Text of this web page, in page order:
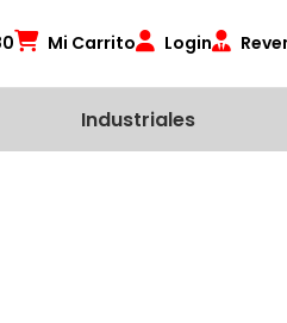
Mi Carrito Login
Industriales